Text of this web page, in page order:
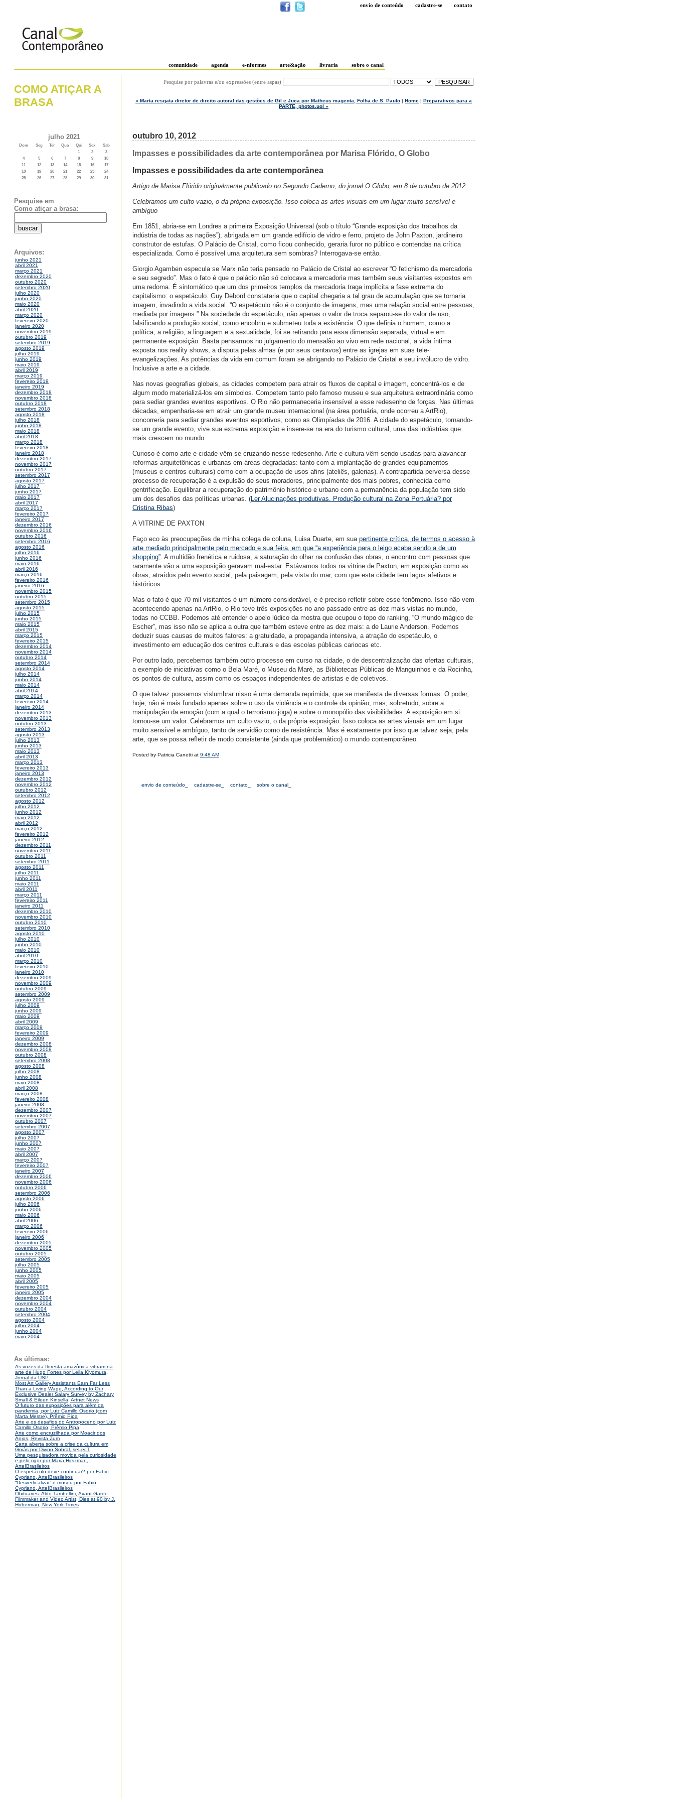
envio de conteúdo cadastre-se contato
comunidade agenda e-nformes arte&ação livraria sobre o canal
COMO ATIÇAR A
BRASA
julho 2021
Dom Seg Ter Qua Qui Sex
Sab
1
2
3
4
5 6 7 8 9
10
11
12 13 14 15 16
17
18
19 20 21 22 23
24
25
26 27 28 29 30 31
Pesquise em
Como atiçar a brasa:
Arquivos:
junho 2021
abril 2021
março 2021
dezembro 2020
outubro 2020
setembro 2020
julho 2020
junho 2020
maio 2020
abril 2020
março 2020
fevereiro 2020
janeiro 2020
novembro 2019
outubro 2019
setembro 2019
agosto 2019
julho 2019
junho 2019
maio 2019
abril 2019
março 2019
fevereiro 2019
janeiro 2019
dezembro 2018
novembro 2018
outubro 2018
setembro 2018
agosto 2018
julho 2018
junho 2018
maio 2018
abril 2018
março 2018
fevereiro 2018
janeiro 2018
dezembro 2017
novembro 2017
outubro 2017
setembro 2017
agosto 2017
julho 2017
junho 2017
maio 2017
abril 2017
março 2017
fevereiro 2017
janeiro 2017
dezembro 2016
novembro 2016
outubro 2016
setembro 2016
agosto 2016
julho 2016
junho 2016
maio 2016
abril 2016
março 2016
fevereiro 2016
janeiro 2016
novembro 2015
outubro 2015
setembro 2015
agosto 2015
julho 2015
junho 2015
maio 2015
abril 2015
março 2015
fevereiro 2015
dezembro 2014
novembro 2014
outubro 2014
setembro 2014
agosto 2014
julho 2014
junho 2014
maio 2014
abril 2014
março 2014
fevereiro 2014
janeiro 2014
dezembro 2013
novembro 2013
outubro 2013
setembro 2013
agosto 2013
julho 2013
junho 2013
maio 2013
abril 2013
março 2013
fevereiro 2013
janeiro 2013
dezembro 2012
novembro 2012
outubro 2012
setembro 2012
agosto 2012
julho 2012
junho 2012
maio 2012
abril 2012
março 2012
fevereiro 2012
janeiro 2012
dezembro 2011
novembro 2011
outubro 2011
setembro 2011
agosto 2011
julho 2011
junho 2011
maio 2011
abril 2011
março 2011
fevereiro 2011
janeiro 2011
dezembro 2010
novembro 2010
outubro 2010
setembro 2010
agosto 2010
julho 2010
junho 2010
maio 2010
abril 2010
março 2010
fevereiro 2010
janeiro 2010
dezembro 2009
novembro 2009
outubro 2009
setembro 2009
agosto 2009
julho 2009
junho 2009
maio 2009
abril 2009
março 2009
fevereiro 2009
janeiro 2009
dezembro 2008
novembro 2008
outubro 2008
setembro 2008
agosto 2008
julho 2008
junho 2008
maio 2008
abril 2008
março 2008
fevereiro 2008
janeiro 2008
dezembro 2007
novembro 2007
outubro 2007
setembro 2007
agosto 2007
julho 2007
junho 2007
maio 2007
abril 2007
março 2007
fevereiro 2007
janeiro 2007
dezembro 2006
novembro 2006
outubro 2006
setembro 2006
agosto 2006
julho 2006
junho 2006
maio 2006
abril 2006
março 2006
fevereiro 2006
janeiro 2006
dezembro 2005
novembro 2005
outubro 2005
setembro 2005
julho 2005
junho 2005
maio 2005
abril 2005
fevereiro 2005
janeiro 2005
dezembro 2004
novembro 2004
outubro 2004
setembro 2004
agosto 2004
julho 2004
junho 2004
maio 2004
As últimas:
As vozes da floresta amazônica vibram na
arte de Hugo Fortes por Leila Kiyomura,
Jornal da USP
Most Art Gallery Assistants Earn Far Less
Than a Living Wage, According to Our
Exclusive Dealer Salary Survey by Zachary
Small & Eileen Kinsella, Artnet News
O futuro das exposições para além da
pandemia, por Luiz Camillo Osorio (com
Marta Mestre), Prêmio Pipa
Arte e os desafios do Antropoceno por Luiz
Camillo Osorio, Prêmio Pipa
Arte como encruzilhada por Moacir dos
Anjos, Revista Zum
Carta aberta sobre a crise da cultura em
Goiás por Divino Sobral, seLecT
Uma pesquisadora movida pela curiosidade
e pelo rigor por Maria Hirszman,
Arte!Brasileiros
O espetáculo deve continuar? por Fabio
Cypriano, Arte!Brasileiros
“Desverticalizar” o museu por Fabio
Cypriano, Arte!Brasileiros
Obituaries: Aldo Tambellini, Avant-Garde
Filmmaker and Video Artist, Dies at 90 by J.
Hoberman, New York Times
Pesquise por palavras e/ou expressões (entre aspas)
« Marta resgata diretor de direito autoral das gestões de Gil e Juca por Matheus magenta, Folha de S. Paulo | Home | Preparativos para a
PARTE, photos.uol »
outubro 10, 2012
Impasses e possibilidades da arte contemporânea por Marisa Flórido, O Globo
Impasses e possibilidades da arte contemporânea
Artigo de Marisa Flórido originalmente publicado no Segundo Caderno, do jornal O Globo, em 8 de outubro de 2012.
Celebramos um culto vazio, o da própria exposição. Isso coloca as artes visuais em um lugar muito sensível e
ambíguo
Em 1851, abria-se em Londres a primeira Exposição Universal (sob o título “Grande exposição dos trabalhos da
indústria de todas as nações”), abrigada em um grande edifício de vidro e ferro, projeto de John Paxton, jardineiro
construtor de estufas. O Palácio de Cristal, como ficou conhecido, geraria furor no público e contendas na crítica
especializada. Como é possível uma arquitetura sem sombras? Interrogava-se então.
Giorgio Agamben especula se Marx não teria pensado no Palácio de Cristal ao escrever “O fetichismo da mercadoria
e seu segredo”. Mas o fato é que o palácio não só colocava a mercadoria mas também seus visitantes expostos em
uma redoma. É sintomático que um dos primeiros templos da mercadoria traga implícita a fase extrema do
capitalismo: o espetáculo. Guy Debord constataria que o capital chegaria a tal grau de acumulação que se tornaria
imagem, invadindo a vida social. “O espetáculo não é o conjunto de imagens, mas uma relação social entre pessoas,
mediada por imagens.” Na sociedade do espetáculo, não apenas o valor de troca separou-se do valor de uso,
falsificando a produção social, como encobriu e submeteu toda a existência. O que definia o homem, como a
política, a religião, a linguagem e a sexualidade, foi se retirando para essa dimensão separada, virtual e em
permanente exposição. Basta pensarmos no julgamento do mensalão ao vivo em rede nacional, a vida íntima
exposta nos reality shows, a disputa pelas almas (e por seus centavos) entre as igrejas em suas tele-
evangelizações. As potências da vida em comum foram se abrigando no Palácio de Cristal e seu invólucro de vidro.
Inclusive a arte e a cidade.
Nas novas geografias globais, as cidades competem para atrair os fluxos de capital e imagem, concentrá-los e de
algum modo materializá-los em símbolos. Competem tanto pelo famoso museu e sua arquitetura extraordinária como
para sediar grandes eventos esportivos. O Rio não permaneceria insensível a esse redesenho de forças. Nas últimas
décadas, empenharia-se em atrair um grande museu internacional (na área portuária, onde ocorreu a ArtRio),
concorreria para sediar grandes eventos esportivos, como as Olimpíadas de 2016. A cidade do espetáculo, tornando-
se um grande evento, vive sua extrema exposição e insere-se na era do turismo cultural, uma das indústrias que
mais crescem no mundo.
Curioso é como arte e cidade vêm se cruzando nesse redesenho. Arte e cultura vêm sendo usadas para alavancar
reformas arquitetônicas e urbanas em áreas degradadas: tanto com a implantação de grandes equipamentos
(museus e centros culturais) como com a ocupação de usos afins (ateliês, galerias). A contrapartida perversa desse
processo de recuperação é a expulsão de seus moradores, principalmente dos mais pobres, conhecida como
gentrificação. Equilibrar a recuperação do patrimônio histórico e urbano com a permanência da população tem sido
um dos desafios das políticas urbanas. (Ler Alucinações produtivas. Produção cultural na Zona Portuária? por
Cristina Ribas)
A VITRINE DE PAXTON
Faço eco às preocupações de minha colega de coluna, Luisa Duarte, em sua pertinente crítica, de termos o acesso à
arte mediado principalmente pelo mercado e sua feira, em que “a experiência para o leigo acaba sendo a de um
shopping”. A multidão frenética e ruidosa, a saturação do olhar na confusão das obras, o encontro com pessoas que
raramente vão a uma exposição geravam mal-estar. Estávamos todos na vitrine de Paxton, em exposição como as
obras, atraídos pelo evento social, pela paisagem, pela vista do mar, com que esta cidade tem laços afetivos e
históricos.
Mas o fato é que 70 mil visitantes é um número considerável, e é preciso refletir sobre esse fenômeno. Isso não vem
acontecendo apenas na ArtRio, o Rio teve três exposições no ano passado entre as dez mais vistas no mundo,
todas no CCBB. Podemos até entender o apelo lúdico da mostra que ocupou o topo do ranking, “O mundo mágico de
Escher”, mas isso não se aplica a outra que também esteve entre as dez mais: a de Laurie Anderson. Podemos
deduzir suas causas de muitos fatores: a gratuidade, a propaganda intensiva, a atração do espetáculo, o
investimento em educação dos centros culturais e das escolas públicas cariocas etc.
Por outro lado, percebemos também outro processo em curso na cidade, o de descentralização das ofertas culturais,
a exemplo de iniciativas como o Bela Maré, o Museu da Maré, as Bibliotecas Públicas de Manguinhos e da Rocinha,
os pontos de cultura, assim como os espaços independentes de artistas e de coletivos.
O que talvez possamos vislumbrar nisso é uma demanda reprimida, que se manifesta de diversas formas. O poder,
hoje, não é mais fundado apenas sobre o uso da violência e o controle da opinião, mas, sobretudo, sobre a
manipulação da emoção (com a qual o terrorismo joga) e sobre o monopólio das visibilidades. A exposição em si
tornou-se um valor. Celebramos um culto vazio, o da própria exposição. Isso coloca as artes visuais em um lugar
muito sensível e ambíguo, tanto de servidão como de resistência. Mas é exatamente por isso que talvez seja, pela
arte, que se possa refletir de modo consistente (ainda que problemático) o mundo contemporâneo.
Posted by Patricia Canetti at 9:48 AM
envio de conteúdo_ cadastre-se_ contato_ sobre o canal_